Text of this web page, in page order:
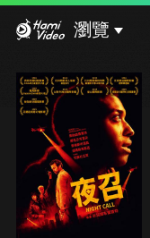
瀏覽